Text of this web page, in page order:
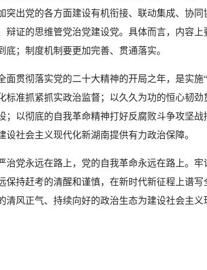
突出党的各方面建设有机衔接、联动集成、协
辩证的思维管党治党建设党。具体而言，内容
底；制度机制要更加完善、贯通落实。
贯彻落实党的二十大精神的开局之年，是实施
标准抓紧抓实政治监督；以久久为功的恒心韧
；以彻底的自我革命精神打好反腐败斗争攻坚
设社会主义现代化新湖南提供有力政治保障。
党永远在路上，党的自我革命永远在路上。牢
保持赶考的清醒和谨慎，在新时代新征程上谱
清风正气、持续向好的政治生态为建设社会主